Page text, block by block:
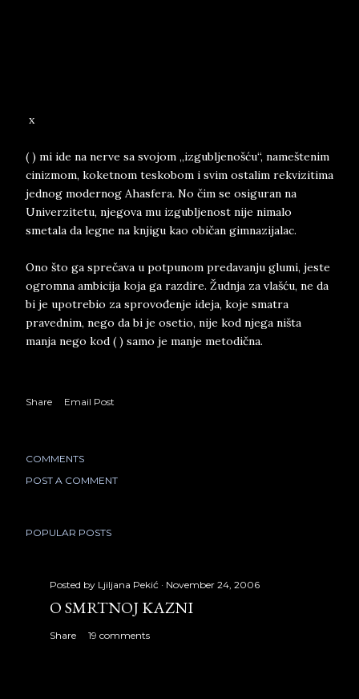
x
( ) mi ide na nerve sa svojom „izgubljenošću“, nameštenim
cinizmom, koketnom teskobom i svim ostalim rekvizitima
jednog modernog Ahasfera. No čim se osiguran na
Univerzitetu, njegova mu izgubljenost nije nimalo
smetala da legne na knjigu kao običan gimnazijalac.
Ono što ga sprečava u potpunom predavanju glumi, jeste
ogromna ambicija koja ga razdire. Žudnja za vlašću, ne da
bi je upotrebio za sprovođenje ideja, koje smatra
pravednim, nego da bi je osetio, nije kod njega ništa
manja nego kod ( ) samo je manje metodična.
Share Email Post
COMMENTS
POST A COMMENT
POPULAR POSTS
Posted by Ljiljana Pekić November 24, 2006
O SMRTNOJ KAZNI
Share 19 comments